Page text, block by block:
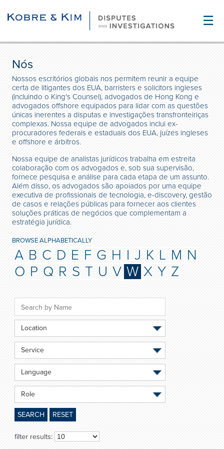
☰
Nós
Nossos escritórios globais nos permitem reunir a equipe
certa de litigantes dos EUA, barristers e solicitors ingleses
(incluindo o King's Counsel), advogados de Hong Kong e
advogados offshore equipados para lidar com as questões
únicas inerentes a disputas e investigações transfronteiriças
complexas. Nossa equipe de advogados inclui ex-
procuradores federais e estaduais dos EUA, juízes ingleses
e offshore e árbitros.
Nossa equipe de analistas jurídicos trabalha em estreita
colaboração com os advogados e, sob sua supervisão,
fornece pesquisa e análise para cada etapa de um assunto.
Além disso, os advogados são apoiados por uma equipe
executiva de profissionais de tecnologia, e-discovery, gestão
de casos e relações públicas para fornecer aos clientes
soluções práticas de negócios que complementam a
estratégia jurídica.
BROWSE ALPHABETICALLY
A B C D E F G H I J K L M N
O P Q R S T U V W X Y Z
Location
Service
Language
Role
SEARCH RESET
filter results: